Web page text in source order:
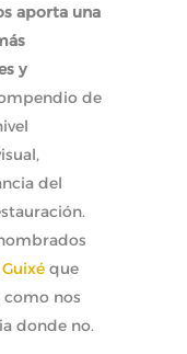
aporta una
y
de
del
que
nos
donde no.